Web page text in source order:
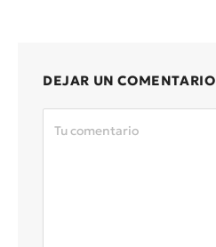
DEJAR UN COMENTARIO